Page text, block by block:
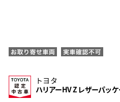
トヨタ
ハリアーHV Z レザーパッ